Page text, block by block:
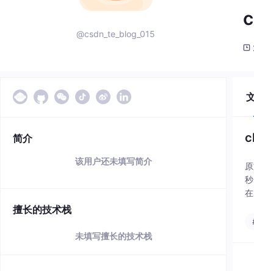
@csdn_te_blog_015
简介
该用户还未填写简介
擅长的技术栈
未填写擅长的技术栈